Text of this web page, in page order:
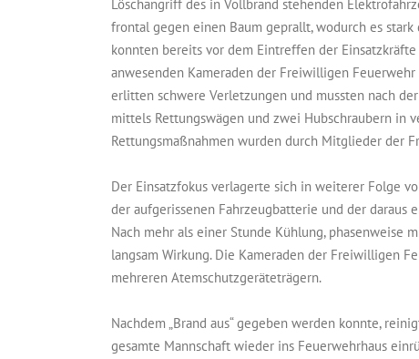
Löschangriff des in Vollbrand stehenden
frontal gegen einen Baum geprallt, wodurch es
konnten bereits vor dem Eintreffen der
anwesenden Kameraden der Freiwilligen
erlitten schwere Verletzungen und mussten nach
mittels Rettungswägen und zwei Hubschraubern in
Rettungsmaßnahmen wurden durch Mitglieder der
Der Einsatzfokus verlagerte sich in weiterer Folge
der aufgerissenen Fahrzeugbatterie und der
Nach mehr als einer Stunde Kühlung,
langsam Wirkung. Die Kameraden der Freiwilligen
mehreren Atemschutzgeräteträgern.
Nachdem „Brand aus“ gegeben werden konnte,
gesamte Mannschaft wieder ins Feuerwehrhaus